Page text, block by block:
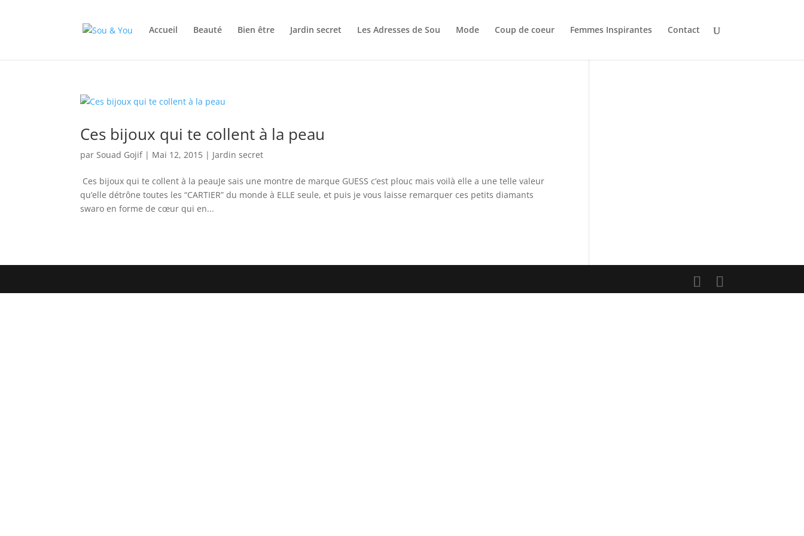
Accueil Beauté Bien être Jardin secret Les Adresses de Sou Mode Coup de coeur Femmes Inspirantes Contact
Ces bijoux qui te collent à la peau
parSouad Gojif| Mai 12, 2015 | Jardin secret
Ces bijoux qui te collent à la peauJe sais une montre de marque GUESS c’est plouc mais voilà elle a une telle valeur
qu’elle détrône toutes les “CARTIER” du monde à ELLE seule, et puis je vous laisse remarquer ces petits diamants
swaro en forme de cœur qui en...